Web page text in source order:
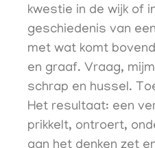
kwestie in de wijk of
geschiedenis van
met wat komt
en graaf. Vraag,
schrap en hussel.
Het resultaat: een
prikkelt, ontroert,